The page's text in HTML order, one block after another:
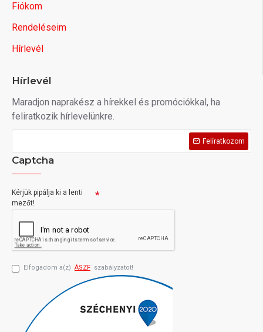
Fiókom
Rendeléseim
Hírlevél
Hírlevél
Maradjon naprakész a hírekkel és promóciókkal, ha
feliratkozik hírlevelünkre.
Felíratkozom
Captcha
Kérjük pipálja ki a lenti
mezőt!
Elfogadom a(z) ÁSZF szabályzatot!